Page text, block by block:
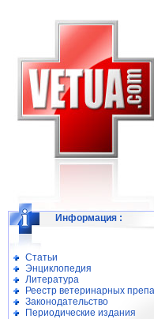
Информация :
Статьи
Энциклопедия
Литература
Реестр ветеринарных
Законодательство
Периодические издания